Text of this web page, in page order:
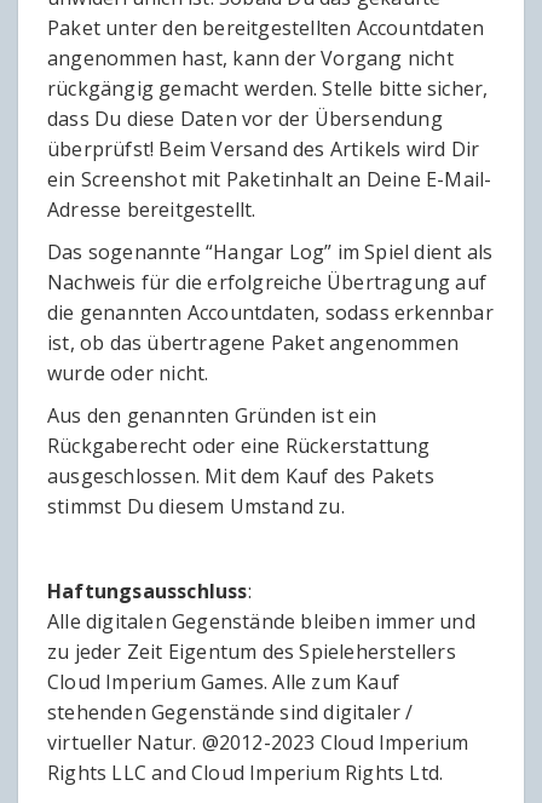
Paket unter den bereitgestellten Accountdaten
angenommen hast, kann der Vorgang nicht
rückgängig gemacht werden. Stelle bitte sicher,
dass Du diese Daten vor der Übersendung
überprüfst! Beim Versand des Artikels wird Dir
ein Screenshot mit Paketinhalt an Deine E-Mail-
Adresse bereitgestellt.
Das sogenannte “Hangar Log” im Spiel dient als
Nachweis für die erfolgreiche Übertragung auf
die genannten Accountdaten, sodass erkennbar
ist, ob das übertragene Paket angenommen
wurde oder nicht.
Aus den genannten Gründen ist ein
Rückgaberecht oder eine Rückerstattung
ausgeschlossen. Mit dem Kauf des Pakets
stimmst Du diesem Umstand zu.
Haftungsausschluss:
Alle digitalen Gegenstände bleiben immer und
zu jeder Zeit Eigentum des Spieleherstellers
Cloud Imperium Games. Alle zum Kauf
stehenden Gegenstände sind digitaler /
virtueller Natur. @2012-2023 Cloud Imperium
Rights LLC and Cloud Imperium Rights Ltd.